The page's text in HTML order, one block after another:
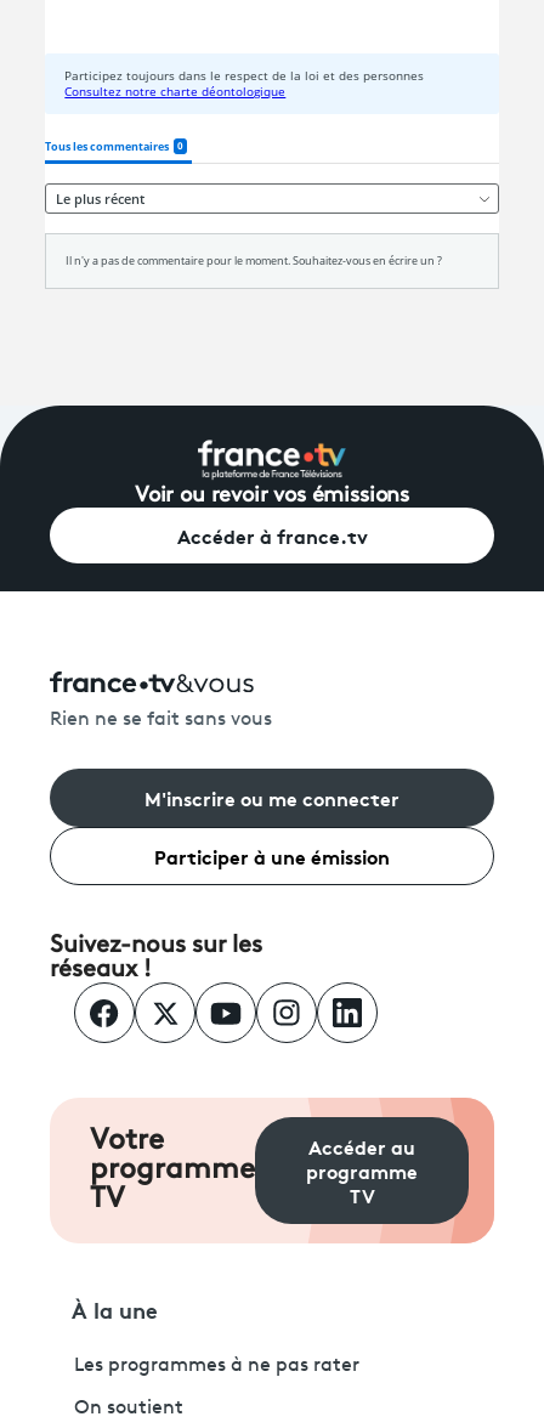
Voir ou revoir vos émissions
Accéder à france.tv
Rien ne se fait sans vous
M'inscrire ou me connecter
Participer à une émission
Suivez-nous sur les
réseaux !
Votre
programme
TV
Accéder au
programme
TV
À la une
Les programmes à ne pas rater
On soutient